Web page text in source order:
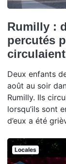
Rumilly :
percutés
Deux enfants
août au soir
Rumilly. Ils
lorsqu’ils sont
d’eux a été
Locales